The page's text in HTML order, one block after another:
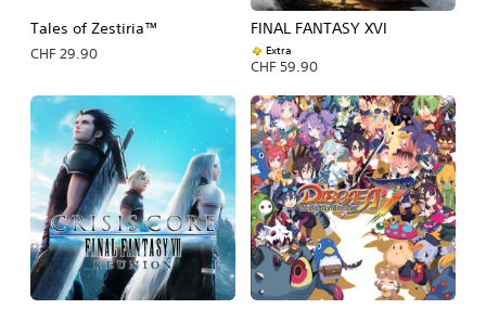
Tales of Zestiria™
CHF 29.90
FINAL FANTASY XVI
Extra
CHF 59.90